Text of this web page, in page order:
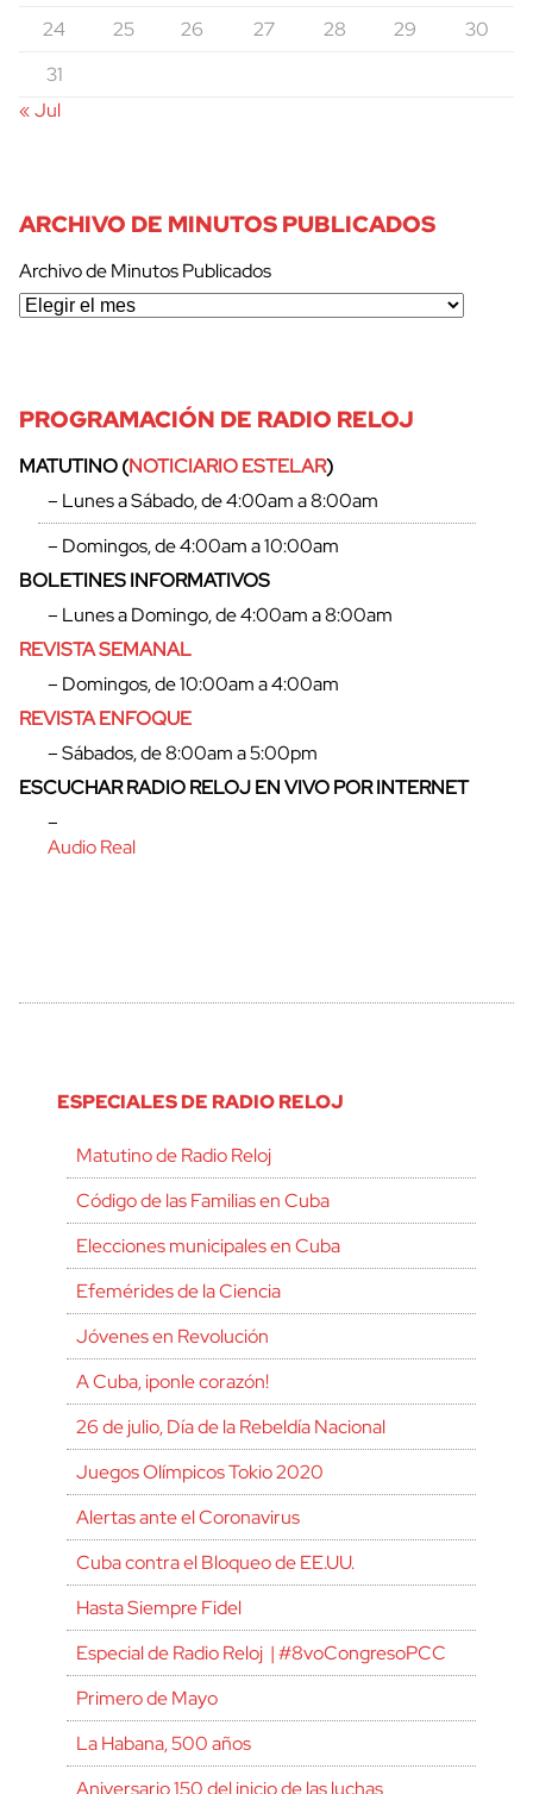
cerrar
24
25 26 27 28 29
30
31
« Jul
ARCHIVO DE MINUTOS PUBLICADOS
Archivo de Minutos Publicados
PROGRAMACIÓN DE RADIO RELOJ
MATUTINO (NOTICIARIO ESTELAR)
– Lunes a Sábado, de 4:00am a 8:00am
– Domingos, de 4:00am a 10:00am
BOLETINES INFORMATIVOS
– Lunes a Domingo, de 4:00am a 8:00am
REVISTA SEMANAL
– Domingos, de 10:00am a 4:00am
REVISTA ENFOQUE
– Sábados, de 8:00am a 5:00pm
ESCUCHAR RADIO RELOJ EN VIVO POR INTERNET
–
Audio Real
ESPECIALES DE RADIO RELOJ
Matutino de Radio Reloj
Código de las Familias en Cuba
Elecciones municipales en Cuba
Efemérides de la Ciencia
Jóvenes en Revolución
A Cuba, ¡ponle corazón!
26 de julio, Día de la Rebeldía Nacional
Juegos Olímpicos Tokio 2020
Alertas ante el Coronavirus
Cuba contra el Bloqueo de EE.UU.
Hasta Siempre Fidel
Especial de Radio Reloj | #8voCongresoPCC
Primero de Mayo
La Habana, 500 años
Aniversario 150 del inicio de las luchas